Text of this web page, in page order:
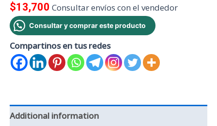
$13,700 Consultar envíos con el vendedor
Consultar y comprar este producto
Compartinos en tus redes
Additional information